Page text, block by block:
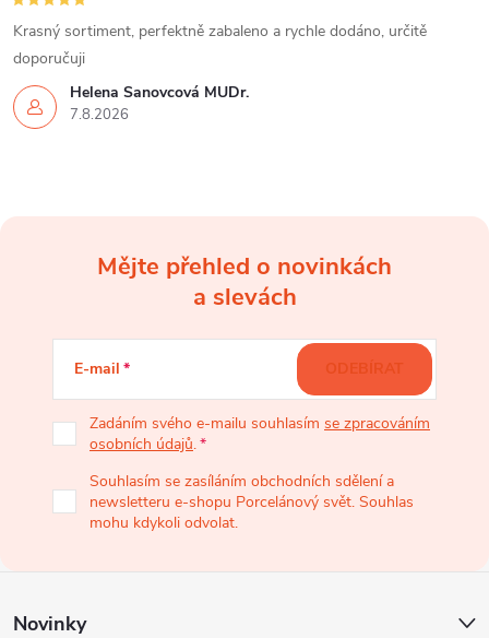
Helena Šanovcová MUDr.
7.8.2026
Krasný sortiment, perfektně zabaleno a rychle dodáno, určitě
doporučuji
í
Mějte přehled o novinkách
a slevách
E-mail
Zadáním svého e-mailu souhlasím se zpracováním
osobních údajů.
Souhlasím se zasíláním obchodních sdělení a
newsletteru e-shopu Porcelánový svět. Souhlas
mohu kdykoli odvolat.
ODEBÍRAT
Novinky